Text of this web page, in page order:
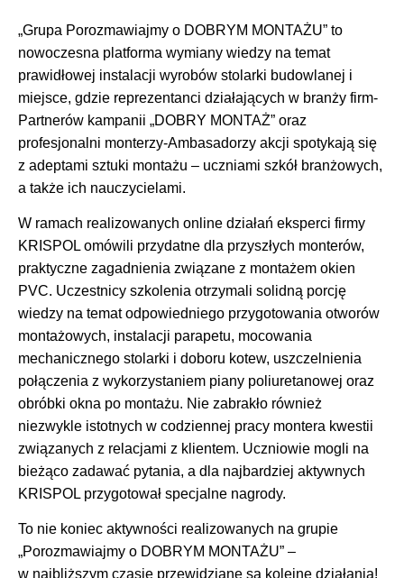
„Grupa Porozmawiajmy o DOBRYM MONTAŻU” to
nowoczesna platforma wymiany wiedzy na temat
prawidłowej instalacji wyrobów stolarki budowlanej i
miejsce, gdzie reprezentanci działających w branży firm-
Partnerów kampanii „DOBRY MONTAŻ” oraz
profesjonalni monterzy-Ambasadorzy akcji spotykają się
z adeptami sztuki montażu – uczniami szkół branżowych,
a także ich nauczycielami.
W ramach realizowanych online działań eksperci firmy
KRISPOL omówili przydatne dla przyszłych monterów,
praktyczne zagadnienia związane z montażem okien
PVC. Uczestnicy szkolenia otrzymali solidną porcję
wiedzy na temat odpowiedniego przygotowania otworów
montażowych, instalacji parapetu, mocowania
mechanicznego stolarki i doboru kotew, uszczelnienia
połączenia z wykorzystaniem piany poliuretanowej oraz
obróbki okna po montażu. Nie zabrakło również
niezwykle istotnych w codziennej pracy montera kwestii
związanych z relacjami z klientem. Uczniowie mogli na
bieżąco zadawać pytania, a dla najbardziej aktywnych
KRISPOL przygotował specjalne nagrody.
To nie koniec aktywności realizowanych na grupie
„Porozmawiajmy o DOBRYM MONTAŻU” –
w najbliższym czasie przewidziane są kolejne działania!